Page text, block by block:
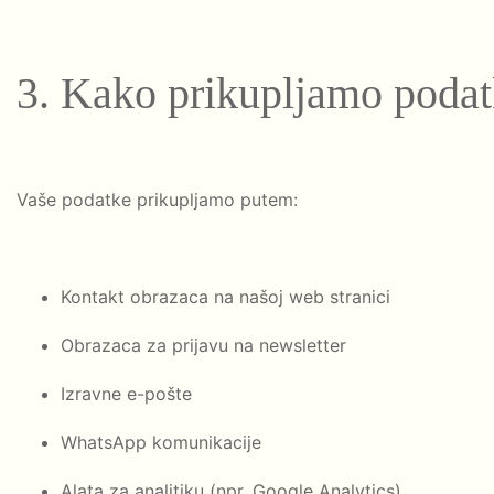
3. Kako prikupljamo
Vaše podatke prikupljamo putem:
Kontakt obrazaca na našoj web stranici
Obrazaca za prijavu na newsletter
Izravne e-pošte
WhatsApp komunikacije